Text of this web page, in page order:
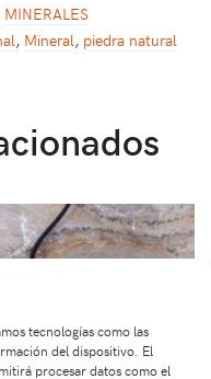
tecnologías como las
del dispositivo. El
procesar datos como el
MINERALES
, Mineral, piedra natural